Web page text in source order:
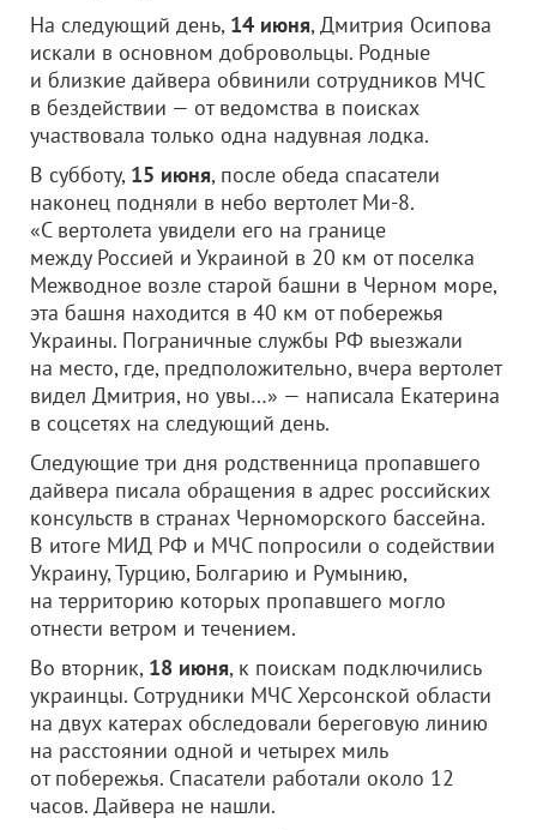
На следующий день, 14 июня, Дмитрия Осипова
искали в основном добровольцы. Родные
и близкие дайвера обвинили сотрудников МЧС
в бездействии — от ведомства в поисках
участвовала только одна надувная лодка.
В субботу, 15 июня, после обеда спасатели
наконец подняли в небо вертолет Ми-8.
«С вертолета увидели его на границе
между Россией и Украиной в 20 км от поселка
Межводное возле старой башни в Черном море,
эта башня находится в 40 км от побережья
Украины. Пограничные службы РФ выезжали
на место, где, предположительно, вчера вертолет
видел Дмитрия, но увы…» — написала Екатерина
в соцсетях на следующий день.
Следующие три дня родственница пропавшего
дайвера писала обращения в адрес российских
консульств в странах Черноморского бассейна.
В итоге МИД РФ и МЧС попросили о содействии
Украину, Турцию, Болгарию и Румынию,
на территорию которых пропавшего могло
отнести ветром и течением.
Во вторник, 18 июня, к поискам подключились
украинцы. Сотрудники МЧС Херсонской области
на двух катерах обследовали береговую линию
на расстоянии одной и четырех миль
от побережья. Спасатели работали около 12
часов. Дайвера не нашли.